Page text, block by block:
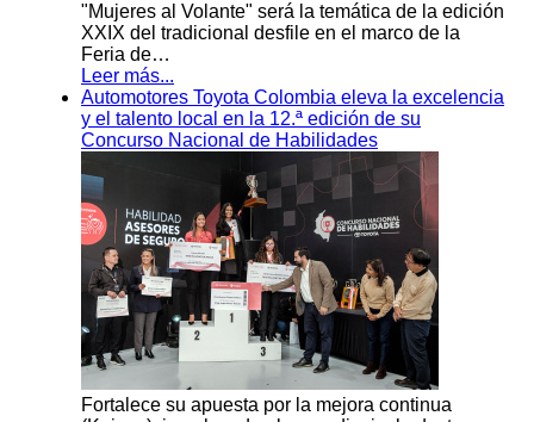
"Mujeres al Volante" será la temática de la edición
XXIX del tradicional desfile en el marco de la
Feria de…
Leer más...
Automotores Toyota Colombia eleva la excelencia
y el talento local en la 12.ª edición de su
Concurso Nacional de Habilidades
Fortalece su apuesta por la mejora continua